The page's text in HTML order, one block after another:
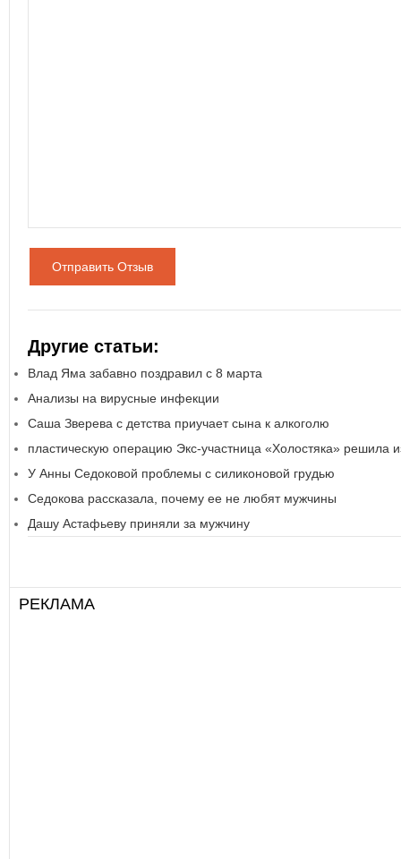
Отправить Отзыв
Другие статьи:
Влад Яма забавно поздравил с 8 марта
Анализы на вирусные инфекции
Саша Зверева с детства приучает сына к алкоголю
пластическую операцию Экс-участница «Холостяка» решила
У Анны Седоковой проблемы с силиконовой грудью
Седокова рассказала, почему ее не любят мужчины
Дашу Астафьеву приняли за мужчину
РЕКЛАМА